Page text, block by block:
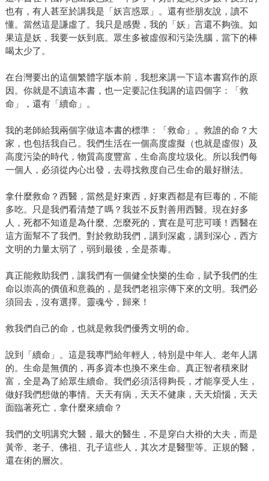
也有，有人甚至於講我是「妖言惑眾」。還有些朋友說，讀不
懂。當然這是謙虛了。我只是感覺，我的「妖」言還不夠強。如
果這是妖，我要一妖到底。眾生多被虛假和污染洗腦，當下的棒
喝太少了。
在台灣要出的這個繁體字版本前，我想來講一下這本書寫作的原
因。你就是不讀這本書，也一定要記住我講的這四個字：「救
命」，還有「續命」。
我的老師給我兩個字做這本書的標準：「救命」。救誰的命？大
家，也包括我自己。我們生活在一個高度虛擬（也就是虛假）及
高度污染的時代，物質高度豐富，生命高度垃圾化。所以我們每
一個人，必須從內心出發，去尋找救度自己生命的最好辦法。
拿什麼救命？西醫，當然是好東西，好東西都是有巨毒的，不能
多吃。只是我們看清楚了嗎？我並不反對善用西醫。現在好多
人，死都不知道是為什麼、怎麼死的，實在是可悲可嘆！西醫在
這方面幫不了我們。對於救助我們，講到深處，講到深心，西方
文明的力量太弱了，弱到最後，全是荼毒。
真正能救助我們，讓我們有一個健全快樂的生命，賦予我們的生
命以崇高的價值和意義的，是我們老祖宗傳下來的文明。我們必
須回去，沒有選擇。靈魂兮，歸來！
救我們自己的命，也就是救我們優秀文明的命。
說到「續命」。這是我專門給年輕人，特別是中年人、老年人講
的。生命是無價的，再多資本也換不來生命。真正智者積來財
富，全是為了給眾生續命。我們必須活得夠長，才能享受人生，
做好我們想做的事情。天天有病，天天不健康，天天煩惱，天天
面臨著死亡，拿什麼來續命？
我們的文明講究大醫，最大的醫生，不是穿白大褂的大夫，而是
黃帝、老子、佛祖、孔子這些人，其次才是醫聖等。正規的醫，
還在術的層次。